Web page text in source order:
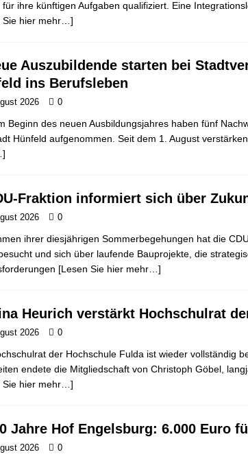
für ihre künftigen Aufgaben qualifiziert. Eine
Sie hier mehr…]
Auszubildende starten bei
ins Berufsleben
2026 0
Beginn des neuen Ausbildungsjahres haben fünf
Hünfeld aufgenommen. Seit dem 1. August
Fraktion informiert sich über
2026 0
ihrer diesjährigen Sommerbegehungen hat die
und sich über laufende Bauprojekte, die
[Lesen Sie hier mehr…]
Heurich verstärkt Hochschulrat
2026 0
der Hochschule Fulda ist wieder vollständig
endete die Mitgliedschaft von Christoph Göbel,
Sie hier mehr…]
Jahre Hof Engelsburg: 6.000 Euro
2026 0